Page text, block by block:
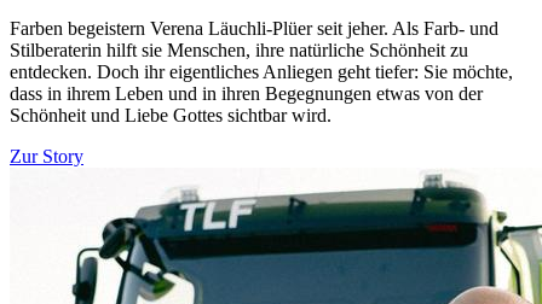
Farben begeistern Verena Läuchli-Plüer seit jeher. Als Farb- und
Stilberaterin hilft sie Menschen, ihre natürliche Schönheit zu
entdecken. Doch ihr eigentliches Anliegen geht tiefer: Sie möchte,
dass in ihrem Leben und in ihren Begegnungen etwas von der
Schönheit und Liebe Gottes sichtbar wird.
Zur Story